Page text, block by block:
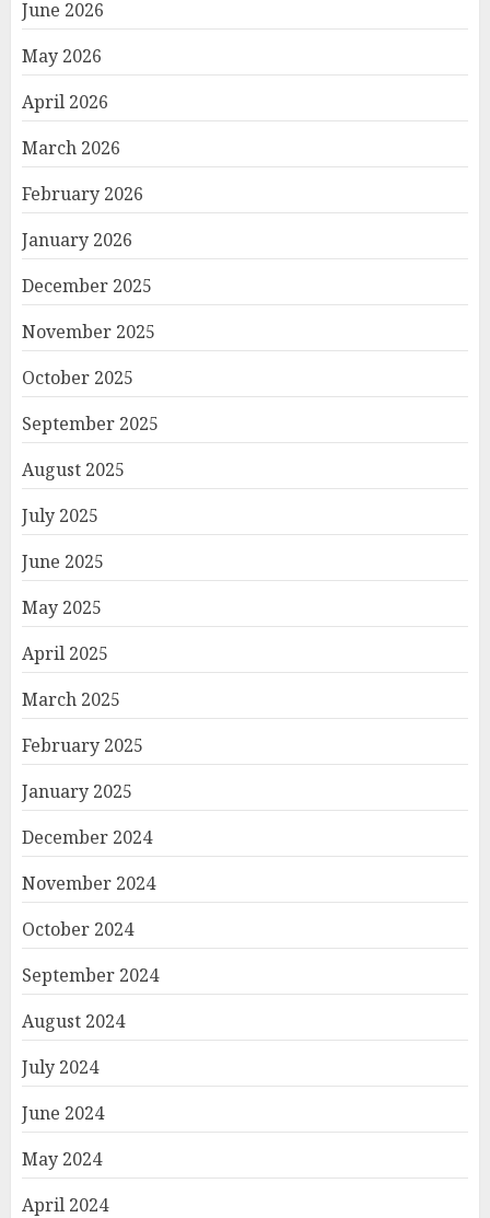
June 2026
May 2026
April 2026
March 2026
February 2026
January 2026
December 2025
November 2025
October 2025
September 2025
August 2025
July 2025
June 2025
May 2025
April 2025
March 2025
February 2025
January 2025
December 2024
November 2024
October 2024
September 2024
August 2024
July 2024
June 2024
May 2024
April 2024